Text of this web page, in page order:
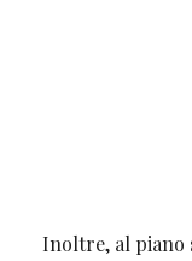
Inoltre, al piano